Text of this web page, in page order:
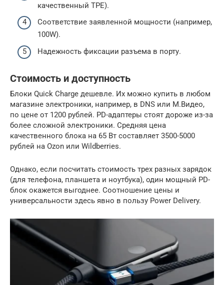
качественный TPE).
Соответствие заявленной мощности (например,
100W).
Надежность фиксации разъема в порту.
Стоимость и доступность
Блоки Quick Charge дешевле. Их можно купить в любом
магазине электроники, например, в DNS или М.Видео,
по цене от 1200 рублей. PD-адаптеры стоят дороже из-за
более сложной электроники. Средняя цена
качественного блока на 65 Вт составляет 3500-5000
рублей на Ozon или Wildberries.
Однако, если посчитать стоимость трех разных зарядок
(для телефона, планшета и ноутбука), один мощный PD-
блок окажется выгоднее. Соотношение цены и
универсальности здесь явно в пользу Power Delivery.